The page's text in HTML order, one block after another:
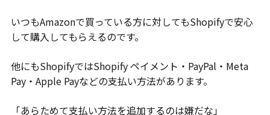
いつもAmazonで買っている方に対してもShopifyで安心
して購入してもらえるのです。
他にもShopifyではShopify ペイメント・PayPal・Meta
Pay・Apple Payなどの支払い方法があります。
「あらためて支払い方法を追加するのは嫌だな」